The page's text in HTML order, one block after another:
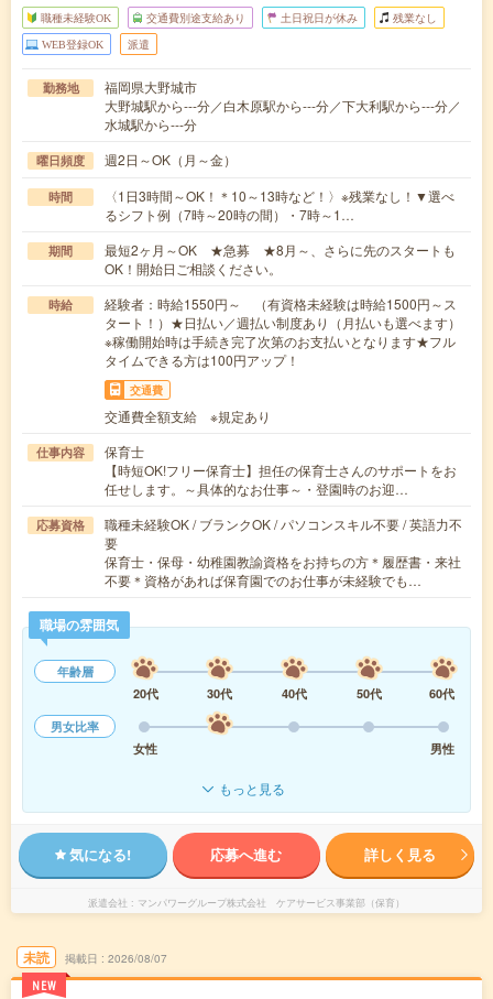
職種未経験OK 交通費別途支給あり 土日祝日が休み 残業なし
WEB登録OK 派遣
勤務地
福岡県大野城市
大野城駅から---分／白木原駅から---分／下大利駅から---分／
水城駅から---分
曜日頻度 週2日～OK（月～金）
時間
〈1日3時間～OK！＊10～13時など！〉※残業なし！▼選べ
るシフト例（7時～20時の間）・7時～1…
期間
最短2ヶ月～OK ★急募 ★8月～、さらに先のスタートも
OK！開始日ご相談ください。
時給
経験者：時給1550円～ （有資格未経験は時給1500円～ス
タート！）★日払い／週払い制度あり（月払いも選べます）
※稼働開始時は手続き完了次第のお支払いとなります★フル
タイムできる方は100円アップ！
交通費
交通費全額支給 ※規定あり
仕事内容
保育士
【時短OK!フリー保育士】担任の保育士さんのサポートをお
任せします。～具体的なお仕事～・登園時のお迎…
応募資格
職種未経験OK / ブランクOK / パソコンスキル不要 / 英語力不
要
保育士・保母・幼稚園教諭資格をお持ちの方＊履歴書・来社
不要＊資格があれば保育園でのお仕事が未経験でも…
職場の雰囲気
年齢層
20代
30代 40代 50代
60代
男女比率
女性
男性
もっと見る
気になる! 応募へ進む 詳しく見る
派遣会社 マンパワーグループ株式会社 ケアサービス事業部（保育）
未読
NEW
掲載日 2026/08/07